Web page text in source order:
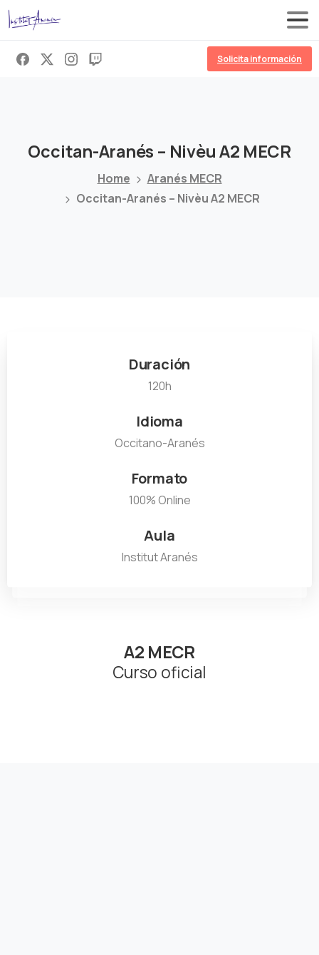
Solicita información
Occitan-Aranés – NivèuA2 MECR
Home
Aranés MECR
Occitan-Aranés – Nivèu A2 MECR
Duración
120h
Idioma
Occitano-Aranés
Formato
100% Online
Aula
Institut Aranés
A2 MECR
Curso oficial